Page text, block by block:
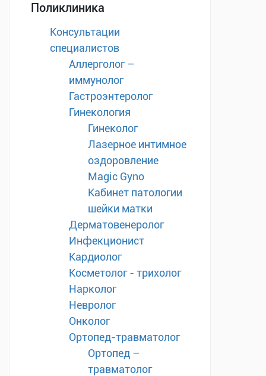
Поликлиника
Консультации
специалистов
Аллерголог –
иммунолог
Гастроэнтеролог
Гинекология
Гинеколог
Лазерное интимное
оздоровление
Magic Gyno
Кабинет патологии
шейки матки
Дерматовенеролог
Инфекционист
Кардиолог
Косметолог - трихолог
Нарколог
Невролог
Онколог
Ортопед-травматолог
Ортопед –
травматолог